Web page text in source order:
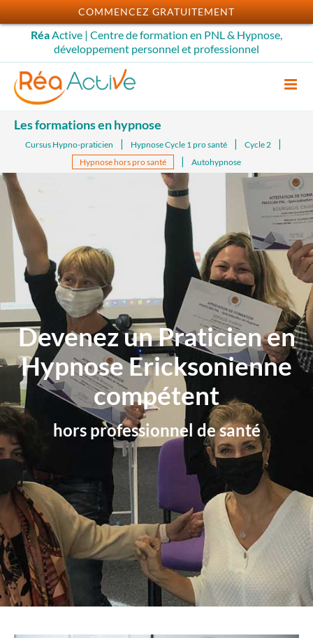
Passer
au
contenu
RéaActive | Centre de formation en PNL & Hypnose,
développement personnel et professionnel
Les formations en hypnose
Cursus Hypno-praticien Hypnose Cycle 1 pro santé
Cycle 2
Hypnose hors pro santé
Autohypnose
Devenez un Praticien en
Hypnose Ericksonienne
compétent
hors professionnel de santé
COMMENCEZ GRATUITEMENT